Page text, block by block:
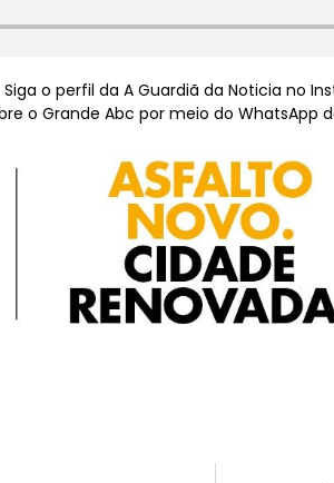
o perfil da A Guardiã da Noticia no
o Grande Abc por meio do WhatsApp